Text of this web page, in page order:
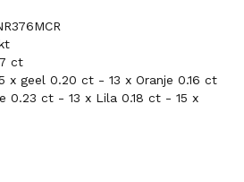
ct
x geel 0.20 ct - 13 x Oranje 0.16 ct
- 13 x Lila 0.18 ct - 15 x